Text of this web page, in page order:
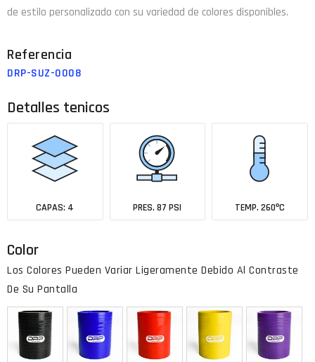
de estilo personalizado con su variedad de colores disponibles.
DRP-SUZ-0008
Detalles tenicos
CAPAS: 4 PRES. 87 PSI TEMP. 260ºC
Color